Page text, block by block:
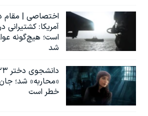
اختصاصی | مقام
آمریکا: کشتیرانی
است؛ هیچ‌گونه
شد
«محاربه» شد؛
خطر است